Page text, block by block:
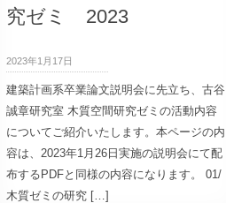
究ゼミ 2023
2023年1月17日
建築計画系卒業論文説明会に先立ち、古谷
誠章研究室 木質空間研究ゼミの活動内容
についてご紹介いたします。本ページの内
容は、2023年1月26日実施の説明会にて配
布するPDFと同様の内容になります。 01/
木質ゼミの研究 […]